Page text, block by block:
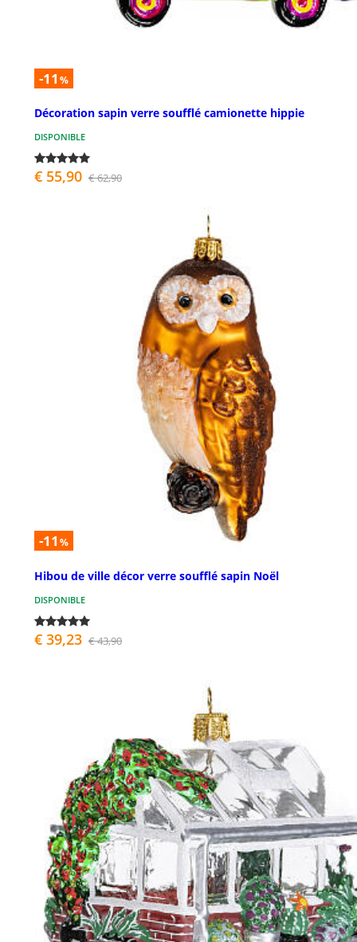
-11 %
Décoration sapin verre soufflé camionette hippie
DISPONIBLE
€ 55,90 € 62,90
-11 %
Hibou de ville décor verre soufflé sapin Noël
DISPONIBLE
€ 39,23 € 43,90